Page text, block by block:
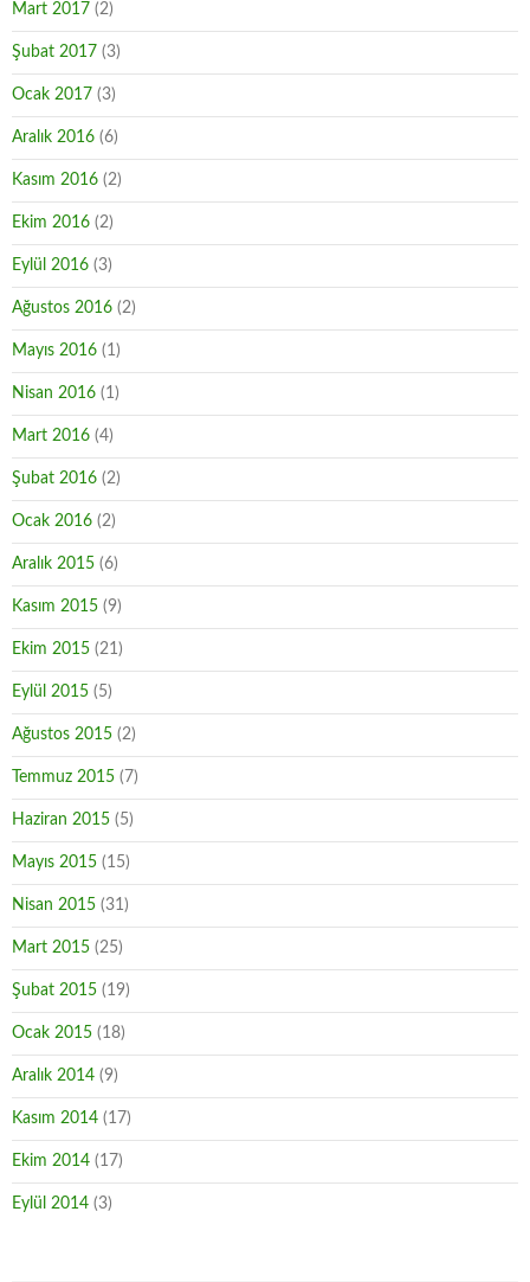
Mart 2017 (2)
Şubat 2017 (3)
Ocak 2017 (3)
Aralık 2016 (6)
Kasım 2016 (2)
Ekim 2016 (2)
Eylül 2016 (3)
Ağustos 2016 (2)
Mayıs 2016 (1)
Nisan 2016 (1)
Mart 2016 (4)
Şubat 2016 (2)
Ocak 2016 (2)
Aralık 2015 (6)
Kasım 2015 (9)
Ekim 2015 (21)
Eylül 2015 (5)
Ağustos 2015 (2)
Temmuz 2015 (7)
Haziran 2015 (5)
Mayıs 2015 (15)
Nisan 2015 (31)
Mart 2015 (25)
Şubat 2015 (19)
Ocak 2015 (18)
Aralık 2014 (9)
Kasım 2014 (17)
Ekim 2014 (17)
Eylül 2014 (3)